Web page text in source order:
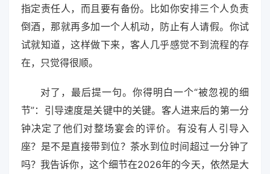
指定责任人，而且要有备份。比如你安排三个人负责
倒酒，那就再多加一个人机动，防止有人请假。你试
试就知道，这样做下来，客人几乎感觉不到流程的存
在，只觉得很顺。
对了，最后提一句。你得明白一个“被忽视的细
节”：引导速度是关键中的关键。客人进来后的第一分
钟决定了他们对整场宴会的评价。有没有人引导入
座？是不是直接带到位？茶水到位时间超过一分钟了
吗？我告诉你，这个细节在2026年的今天，依然是大